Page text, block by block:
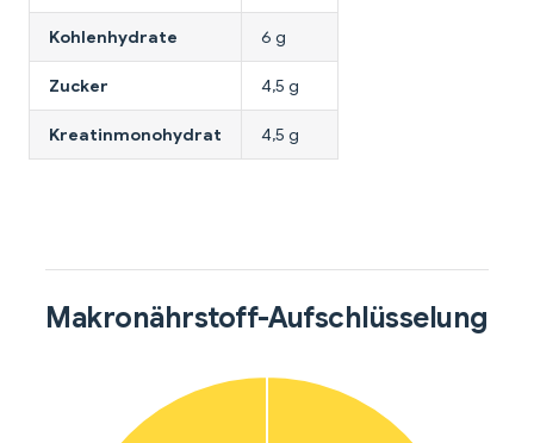
Kohlenhydrate 6 g
Zucker 4,5 g
Kreatinmonohydrat 4,5 g
Makronährstoff-Aufschlüsselung